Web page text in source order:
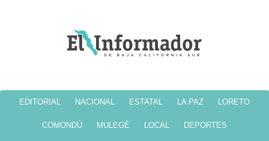
EDITORIAL NACIONAL ESTATAL LA PAZ LORETO
COMONDÚ MULEGÉ LOCAL DEPORTES